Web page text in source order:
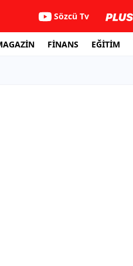
Sözcü Tv
FİNANS EĞİTİM